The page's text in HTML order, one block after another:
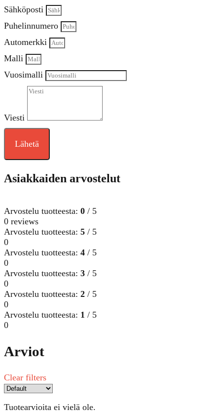
Sähköposti
Puhelinnumero
Automerkki
Malli
Vuosimalli
Viesti
Lähetä
Asiakkaiden arvostelut
Arvostelu tuotteesta: 0 / 5
0 reviews
Arvostelu tuotteesta: 5 / 5
0
Arvostelu tuotteesta: 4 / 5
0
Arvostelu tuotteesta: 3 / 5
0
Arvostelu tuotteesta: 2 / 5
0
Arvostelu tuotteesta: 1 / 5
0
Arviot
Clear filters
Tuotearvioita ei vielä ole.